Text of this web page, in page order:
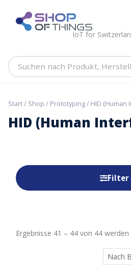
content
IoT for
Suchen
Hersteller,
Start/ Shop / Prototyping/ HID (Human
HID (Human
Filter
Ergebnisse 41 – 44 von 44